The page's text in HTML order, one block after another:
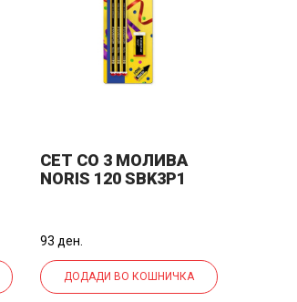
СЕТ СО 3 МОЛИВА
NORIS 120 SBK3P1
93 ден.
ДОДАДИ ВО КОШНИЧКА